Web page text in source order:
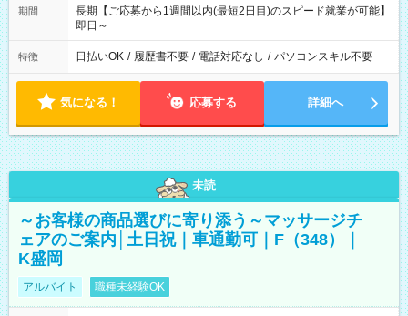
期間
長期【ご応募から1週間以内(最短2日目)のスピード就業が可能】
即日～
特徴 日払いOK / 履歴書不要 / 電話対応なし / パソコンスキル不要
気になる！ 応募する 詳細へ
未読
～お客様の商品選びに寄り添う～マッサージチ
ェアのご案内│土日祝｜車通勤可｜F（348）｜
K盛岡
アルバイト 職種未経験OK